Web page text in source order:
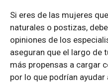
Si eres de las mujeres
naturales o postizas,
opiniones de los
aseguran que el largo de
más propensas a cargar
por lo que podrían